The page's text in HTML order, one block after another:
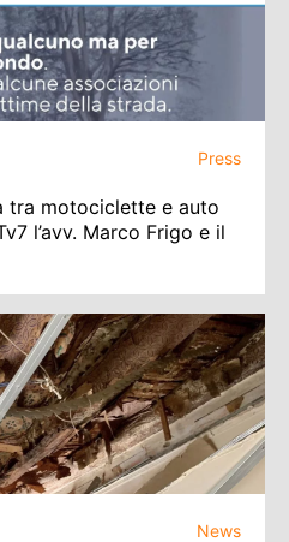
Press
tra motociclette e auto
l’avv. Marco Frigo e il
News